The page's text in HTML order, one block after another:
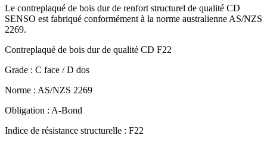
Le contreplaqué de bois dur de renfort structurel de qualité CD
SENSO est fabriqué conformément à la norme australienne AS/NZS
2269.
Contreplaqué de bois dur de qualité CD F22
Grade : C face / D dos
Norme : AS/NZS 2269
Obligation : A-Bond
Indice de résistance structurelle : F22